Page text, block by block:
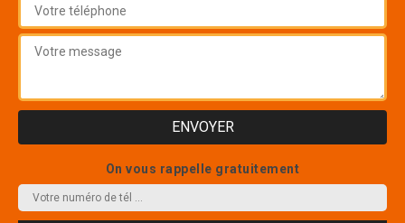
On vous rappelle gratuitement